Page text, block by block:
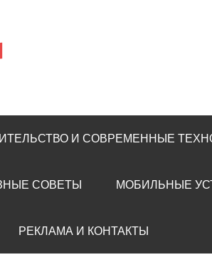
И СОВРЕМЕННЫЕ
СОВЕТЫ МОБИЛЬНЫЕ
РЕКЛАМА И КОНТАКТЫ